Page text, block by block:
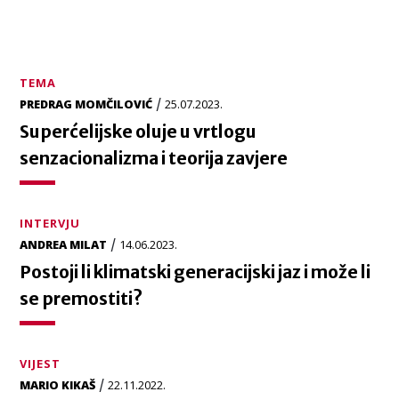
TEMA
PREDRAG MOMČILOVIĆ /25.07.2023.
Superćelijske oluje u vrtlogu
senzacionalizma i teorija zavjere
INTERVJU
ANDREA MILAT / 14.06.2023.
Postoji li klimatski generacijski jaz i može li
se premostiti?
VIJEST
MARIO KIKAŠ /22.11.2022.